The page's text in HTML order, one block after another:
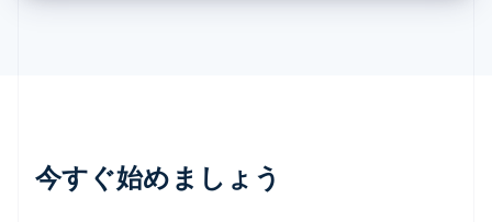
今すぐ始めましょう
ノルウェー
English